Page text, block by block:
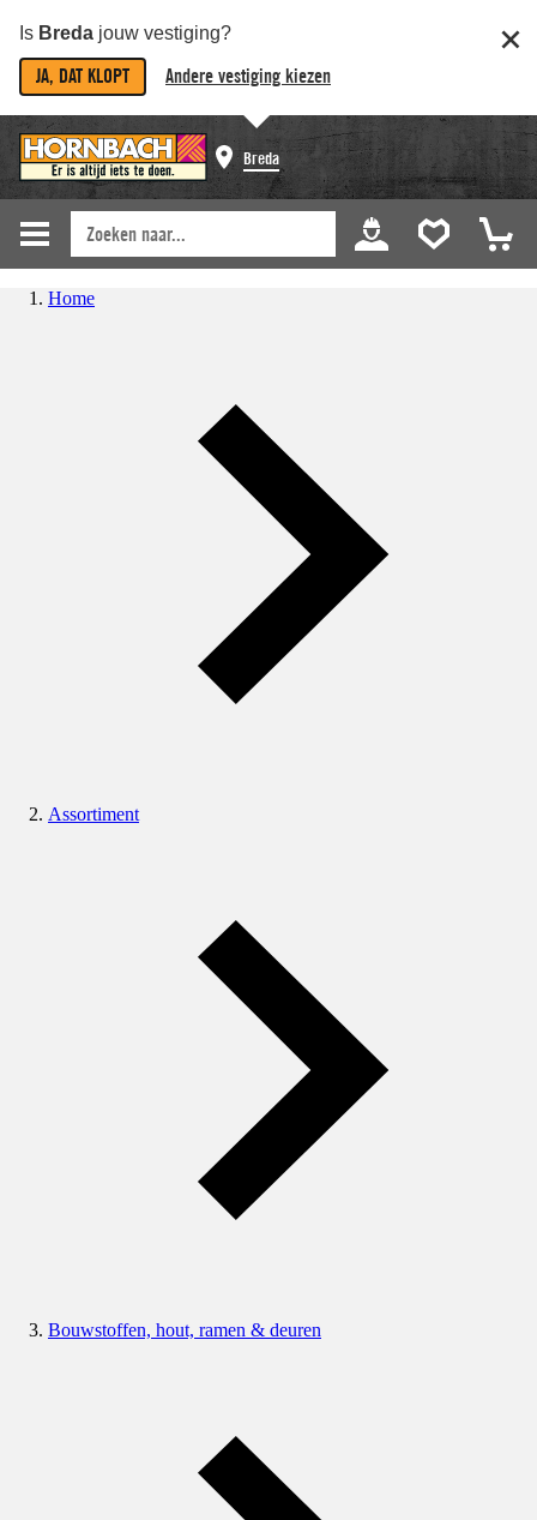
Is Breda jouw vestiging?
JA, DAT KLOPT Andere vestiging kiezen
Breda
Home
Assortiment
Bouwstoffen, hout, ramen & deuren